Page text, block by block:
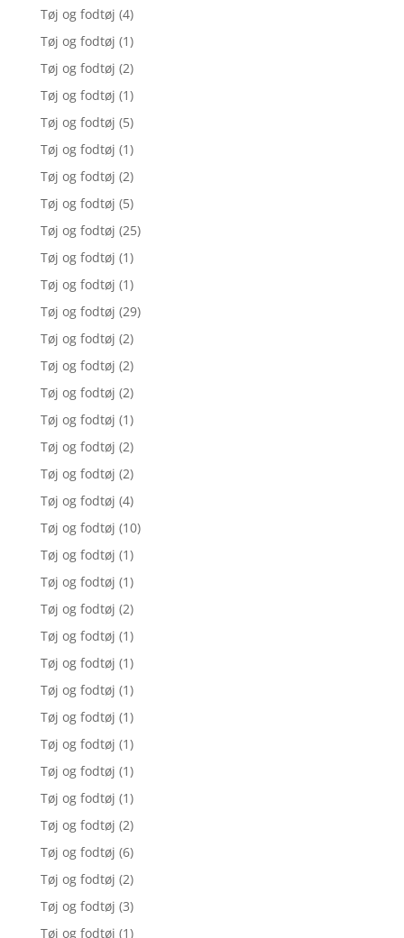
Tøj og fodtøj (4)
Tøj og fodtøj (1)
Tøj og fodtøj (2)
Tøj og fodtøj (1)
Tøj og fodtøj (5)
Tøj og fodtøj (1)
Tøj og fodtøj (2)
Tøj og fodtøj (5)
Tøj og fodtøj (25)
Tøj og fodtøj (1)
Tøj og fodtøj (1)
Tøj og fodtøj (29)
Tøj og fodtøj (2)
Tøj og fodtøj (2)
Tøj og fodtøj (2)
Tøj og fodtøj (1)
Tøj og fodtøj (2)
Tøj og fodtøj (2)
Tøj og fodtøj (4)
Tøj og fodtøj (10)
Tøj og fodtøj (1)
Tøj og fodtøj (1)
Tøj og fodtøj (2)
Tøj og fodtøj (1)
Tøj og fodtøj (1)
Tøj og fodtøj (1)
Tøj og fodtøj (1)
Tøj og fodtøj (1)
Tøj og fodtøj (1)
Tøj og fodtøj (1)
Tøj og fodtøj (2)
Tøj og fodtøj (6)
Tøj og fodtøj (2)
Tøj og fodtøj (3)
Tøj og fodtøj (1)